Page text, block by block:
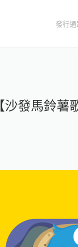
發行
【沙發馬鈴